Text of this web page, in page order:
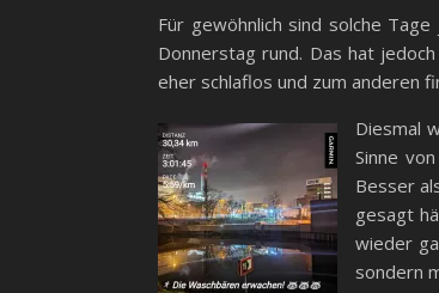
Für gewöhnlich sind solche
Donnerstag rund. Das hat
eher schlaflos und zum anderen
Diesmal
Sinne
Besser
gesagt
wieder
sondern